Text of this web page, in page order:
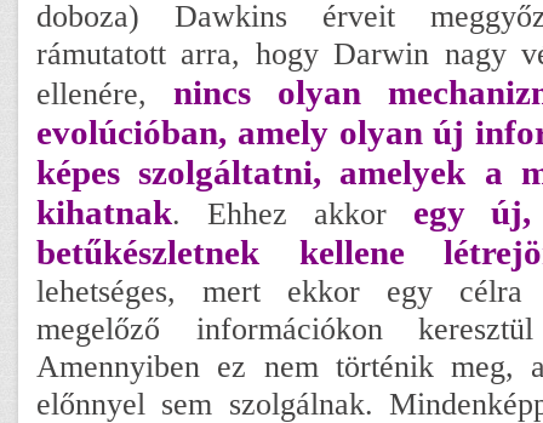
doboza) Dawkins érveit
rámutatott arra, hogy Darwin nagy
ellenére, nincs olyan
evolúcióban, amely olyan új
képes szolgáltatni, amelyek a
kihatnak. Ehhez akkor
egy új,
betűkészletnek kellene
lehetséges, mert ekkor egy célra
megelőző információkon
Amennyiben ez nem történik meg,
előnnyel sem szolgálnak.